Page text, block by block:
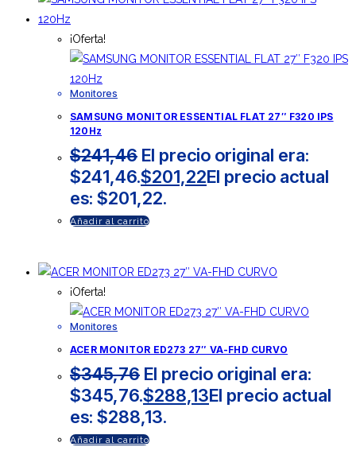
¡Oferta!
Monitores
SAMSUNG MONITOR ESSENTIAL FLAT 27″ F320 IPS
120Hz
$241,46 El precio original era:
$241,46.$201,22El precio actual
es: $201,22.
Añadir al carrito
¡Oferta!
Monitores
ACER MONITOR ED273 27″ VA-FHD CURVO
$345,76 El precio original era:
$345,76.$288,13El precio actual
es: $288,13.
Añadir al carrito